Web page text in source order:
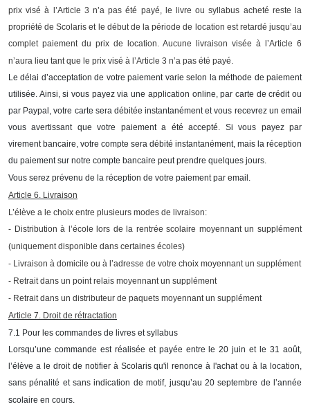
prix visé à l’Article 3 n’a pas été payé, le livre ou syllabus acheté reste la
propriété de Scolaris et le début de la période de location est retardé jusqu’au
complet paiement du prix de location. Aucune livraison visée à l’Article 6
n’aura lieu tant que le prix visé à l’Article 3 n’a pas été payé.
Le délai d’acceptation de votre paiement varie selon la méthode de paiement
utilisée. Ainsi, si vous payez via une application online, par carte de crédit ou
par Paypal, votre carte sera débitée instantanément et vous recevrez un email
vous avertissant que votre paiement a été accepté. Si vous payez par
virement bancaire, votre compte sera débité instantanément, mais la réception
du paiement sur notre compte bancaire peut prendre quelques jours.
Vous serez prévenu de la réception de votre paiement par email.
Article 6. Livraison
L’élève a le choix entre plusieurs modes de livraison:
- Distribution à l’école lors de la rentrée scolaire moyennant un supplément
(uniquement disponible dans certaines écoles)
- Livraison à domicile ou à l’adresse de votre choix moyennant un supplément
- Retrait dans un point relais moyennant un supplément
- Retrait dans un distributeur de paquets moyennant un supplément
Article 7. Droit de rétractation
7.1 Pour les commandes de livres et syllabus
Lorsqu’une commande est réalisée et payée entre le 20 juin et le 31 août,
l’élève a le droit de notifier à Scolaris qu'il renonce à l'achat ou à la location,
sans pénalité et sans indication de motif, jusqu’au 20 septembre de l’année
scolaire en cours.